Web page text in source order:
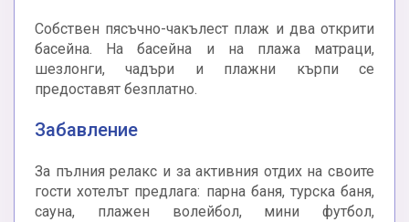
Собствен пясъчно-чакълест плаж и два открити
басейна. На басейна и на плажа матраци,
шезлонги, чадъри и плажни кърпи се
предоставят безплатно.
Забавление
За пълния релакс и за активния отдих на своите
гости хотелът предлага: парна баня, турска баня,
сауна, плажен волейбол, мини футбол,